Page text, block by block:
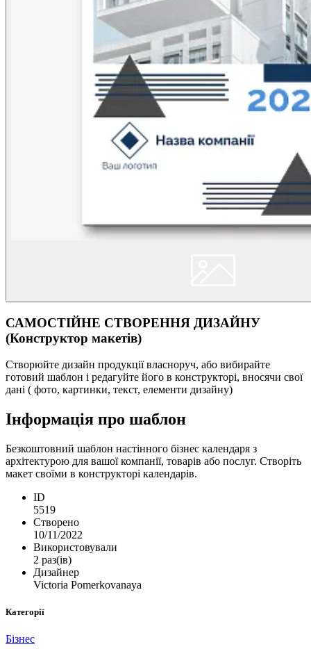
САМОСТІЙНЕ СТВОРЕННЯ ДИЗАЙНУ
(Конструктор макетів)
Створюйте дизайн продукції власноруч, або вибирайте
готовий шаблон і редагуйте його в конструкторі, вносячи свої
дані ( фото, картинки, текст, елементи дизайну)
Інформація про шаблон
Безкоштовний шаблон настінного бізнес календаря з
архітектурою для вашої компанії, товарів або послуг. Створіть
макет своїми в конструкторі календарів.
ID
5519
Створено
10/11/2022
Використовували
2 раз(ів)
Дизайнер
Victoria Pomerkovanaya
Категорії
Бізнес